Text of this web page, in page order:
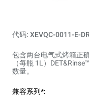
代码: XEVQC-0011-E-
包含两台电气式烤箱正
（每瓶 1L）
数量。
兼容系列*: